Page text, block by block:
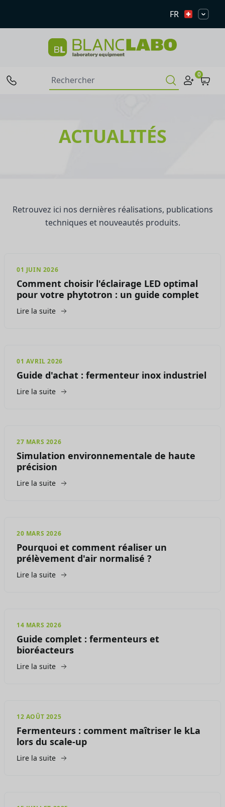
FR
0
ACTUALITÉS
Retrouvez ici nos dernières réalisations, publications
techniques et nouveautés produits.
01 JUIN 2026
Comment choisir l'éclairage LED optimal
pour votre phytotron : un guide complet
Lire la suite
01 AVRIL 2026
Guide d'achat : fermenteur inox industriel
Lire la suite
27 MARS 2026
Simulation environnementale de haute
précision
Lire la suite
20 MARS 2026
Pourquoi et comment réaliser un
prélèvement d'air normalisé ?
Lire la suite
14 MARS 2026
Guide complet : fermenteurs et
bioréacteurs
Lire la suite
12 AOÛT 2025
Fermenteurs : comment maîtriser le kLa
lors du scale-up
Lire la suite